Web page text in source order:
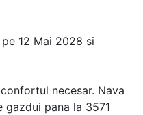
12 Mai 2028 si
necesar. Nava
pana la 3571